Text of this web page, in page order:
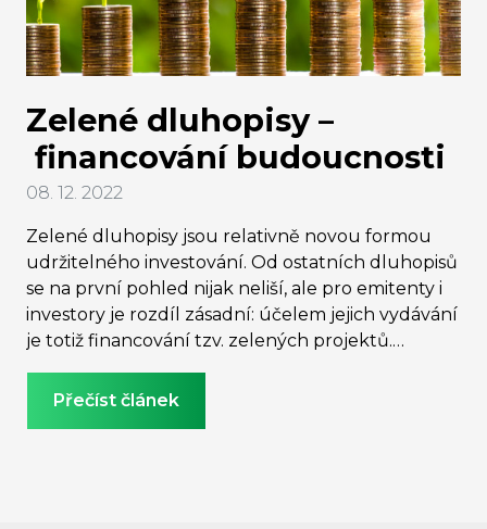
Zelené dluhopisy –
financování budoucnosti
08. 12. 2022
Zelené dluhopisy jsou relativně novou formou
udržitelného investování. Od ostatních dluhopisů
se na první pohled nijak neliší, ale pro emitenty i
investory je rozdíl zásadní: účelem jejich vydávání
je totiž financování tzv. zelených projektů.
laické veřejnosti svůj závazek podílet se na
Přečíst článek